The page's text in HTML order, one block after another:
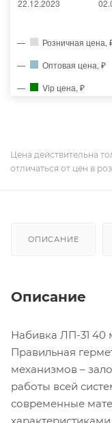
Розничная цена,
Оптовая цена, ₽
Vip цена, ₽
Цена действительна
отличаться от цен в
ОПИСАНИЕ
Описание
Набивка ЛП-31
Правильная
механизмов –
работы всей
современные